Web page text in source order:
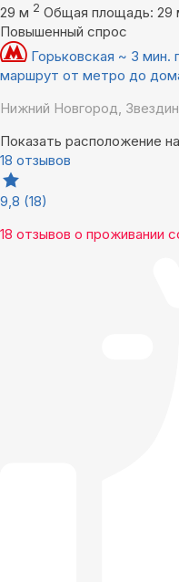
29 м 2 Общая площадь: 29
Повышенный спрос
Горьковская ~ 3 мин.
маршрут от метро до
Нижний Новгород,
Показать расположение
18 отзывов
9,8 (18)
18 отзывов о проживании